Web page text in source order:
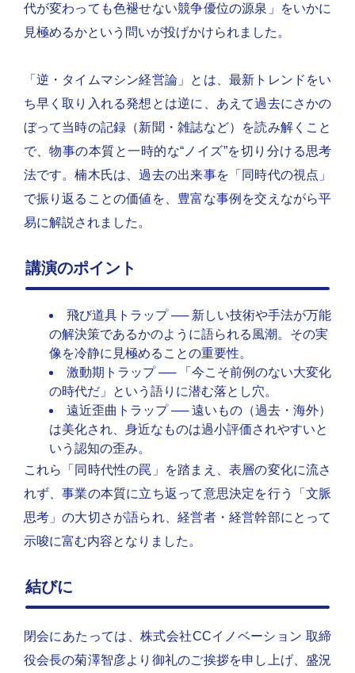
代が変わっても色褪せない競争優位の源泉」をいかに
見極めるかという問いが投げかけられました。
「逆・タイムマシン経営論」とは、最新トレンドをい
ち早く取り入れる発想とは逆に、あえて過去にさかの
ぼって当時の記録（新聞・雑誌など）を読み解くこと
で、物事の本質と一時的な“ノイズ”を切り分ける思考
法です。楠木氏は、過去の出来事を「同時代の視点」
で振り返ることの価値を、豊富な事例を交えながら平
易に解説されました。
講演のポイント
飛び道具トラップ ── 新しい技術や手法が万能
の解決策であるかのように語られる風潮。その実
像を冷静に見極めることの重要性。
激動期トラップ ── 「今こそ前例のない大変化
の時代だ」という語りに潜む落とし穴。
遠近歪曲トラップ ── 遠いもの（過去・海外）
は美化され、身近なものは過小評価されやすいと
いう認知の歪み。
これら「同時代性の罠」を踏まえ、表層の変化に流さ
れず、事業の本質に立ち返って意思決定を行う「文脈
思考」の大切さが語られ、経営者・経営幹部にとって
示唆に富む内容となりました。
結びに
閉会にあたっては、株式会社CCイノベーション 取締
役会長の菊澤智彦より御礼のご挨拶を申し上げ、盛況